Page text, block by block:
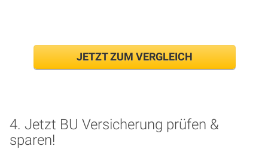
JETZT ZUM VERGLEICH
4. Jetzt BU Versicherung prüfen &
sparen!